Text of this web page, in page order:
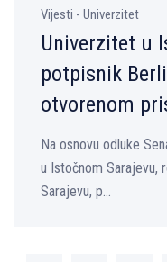
Vijesti - Univerzitet
Univerzitet u
potpisnik
otvorenom
Na osnovu odluke
u Istočnom Sarajevu,
Sarajevu, p...